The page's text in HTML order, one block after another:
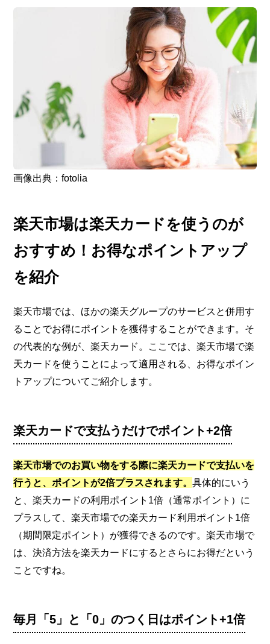
画像出典：fotolia
楽天市場は楽天カードを使うのが
おすすめ！お得なポイントアップ
を紹介
楽天市場では、ほかの楽天グループのサービスと併用す
ることでお得にポイントを獲得することができます。そ
の代表的な例が、楽天カード。ここでは、楽天市場で楽
天カードを使うことによって適用される、お得なポイン
トアップについてご紹介します。
楽天カードで支払うだけでポイント+2倍
楽天市場でのお買い物をする際に楽天カードで支払いを
行うと、ポイントが2倍プラスされます。具体的にいう
と、楽天カードの利用ポイント1倍（通常ポイント）に
プラスして、楽天市場での楽天カード利用ポイント1倍
（期間限定ポイント）が獲得できるのです。楽天市場で
は、決済方法を楽天カードにするとさらにお得だという
ことですね。
毎月「5」と「0」のつく日はポイント+1倍